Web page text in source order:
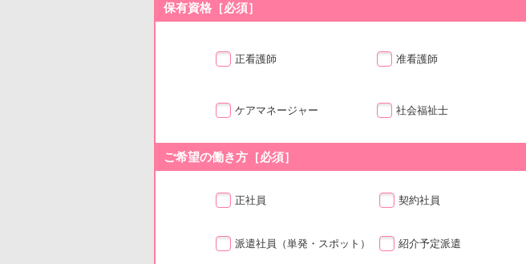
保有資格［必須］
正看護師 准看護師
ケアマネージャー 社会福祉士
ご希望の働き方［必須］
正社員 契約社員
派遣社員 （単発・スポット） 紹介予定派遣